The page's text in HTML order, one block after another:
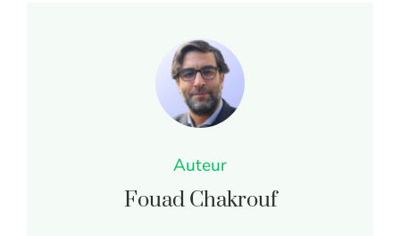
Auteur
Fouad Chakrouf